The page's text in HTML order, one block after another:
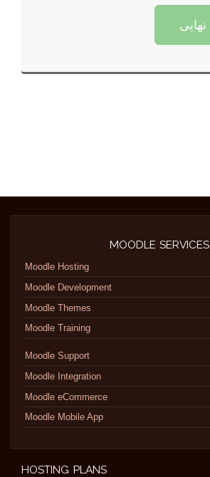
MOODLE SERVICES
Moodle Hosting
Moodle Development
Moodle Themes
Moodle Training
Moodle Support
Moodle Integration
Moodle eCommerce
Moodle Mobile App
HOSTING PLANS